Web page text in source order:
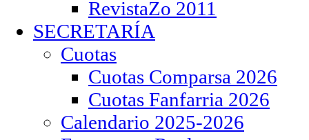
RevistaZo 2011
SECRETARÍA
Cuotas
Cuotas Comparsa 2026
Cuotas Fanfarria 2026
Calendario 2025-2026